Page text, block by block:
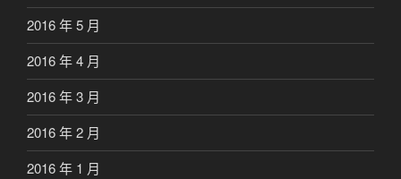
2016 年 5 月
2016 年 4 月
2016 年 3 月
2016 年 2 月
2016 年 1 月